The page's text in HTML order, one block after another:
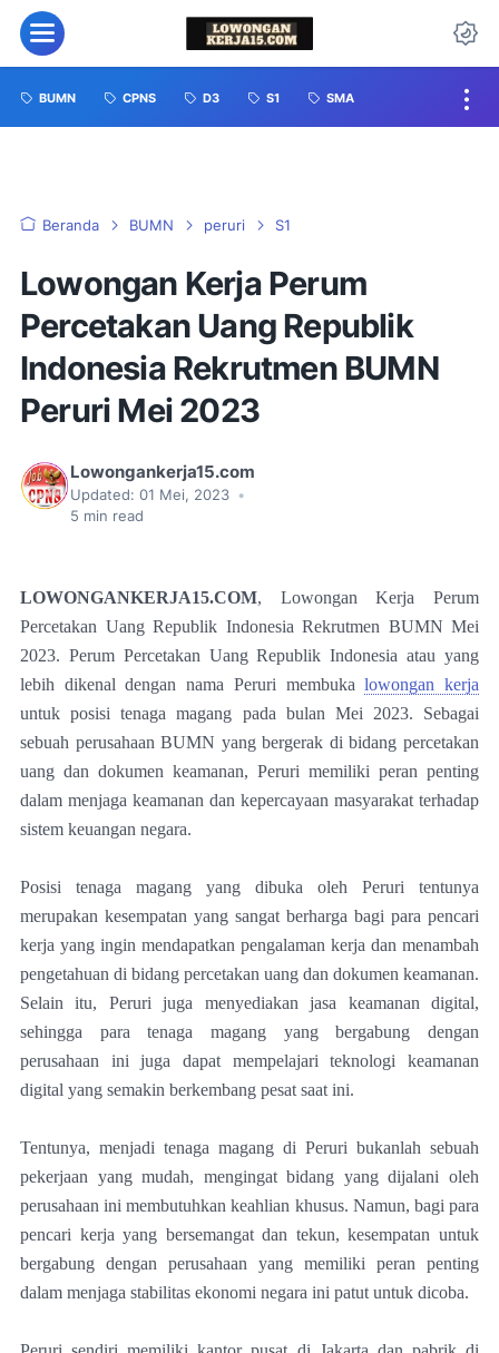
BUMN CPNS D3 S1 SMA
Beranda BUMN peruri S1
Lowongan Kerja Perum
Percetakan Uang Republik
Indonesia Rekrutmen BUMN
Peruri Mei 2023
Lowongankerja15.com
Updated: 01 Mei, 2023 •
5 min read
LOWONGANKERJA15.COM, Lowongan Kerja Perum
Percetakan Uang Republik Indonesia Rekrutmen BUMN Mei
2023. Perum Percetakan Uang Republik Indonesia atau yang
lebih dikenal dengan nama Peruri membukalowongan kerja
untuk posisi tenaga magang pada bulan Mei 2023. Sebagai
sebuah perusahaan BUMN yang bergerak di bidang percetakan
uang dan dokumen keamanan, Peruri memiliki peran penting
dalam menjaga keamanan dan kepercayaan masyarakat terhadap
sistem keuangan negara.
Posisi tenaga magang yang dibuka oleh Peruri tentunya
merupakan kesempatan yang sangat berharga bagi para pencari
kerja yang ingin mendapatkan pengalaman kerja dan menambah
pengetahuan di bidang percetakan uang dan dokumen keamanan.
Selain itu, Peruri juga menyediakan jasa keamanan digital,
sehingga para tenaga magang yang bergabung dengan
perusahaan ini juga dapat mempelajari teknologi keamanan
digital yang semakin berkembang pesat saat ini.
Tentunya, menjadi tenaga magang di Peruri bukanlah sebuah
pekerjaan yang mudah, mengingat bidang yang dijalani oleh
perusahaan ini membutuhkan keahlian khusus. Namun, bagi para
pencari kerja yang bersemangat dan tekun, kesempatan untuk
bergabung dengan perusahaan yang memiliki peran penting
dalam menjaga stabilitas ekonomi negara ini patut untuk dicoba.